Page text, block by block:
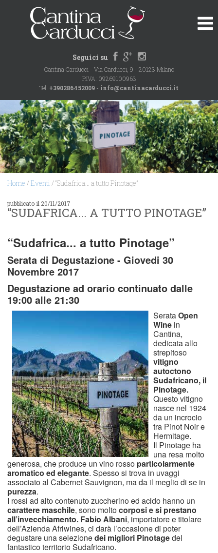
Seguici su
Cantina Carducci - Via Carducci, 9 - 20123 Milano
P.IVA: 09269100963
Tel. +390286452009 - info@cantinacarducci.it
Home /Eventi / “Sudafrica... a tutto Pinotage”
pubblicato il 20/11/2017
“SUDAFRICA... A TUTTO PINOTAGE”
“Sudafrica... a tutto Pinotage”
Serata di Degustazione - Giovedi 30
Novembre 2017
Degustazione ad orario continuato dalle
19:00 alle 21:30
SerataOpen
Wine in
Cantina,
dedicata allo
strepitoso
vitigno
autoctono
Sudafricano, il
Pinotage.
Questo vitigno
nasce nel 1924
da un incrocio
tra Pinot Noir e
Hermitage.
Il Pinotage ha
una resa molto
generosa, che produce un vino rosso particolarmente
aromatico ed elegante. Spesso si trova in uvaggi
associato al Cabernet Sauvignon, ma da il meglio di se in
purezza.
I rossi ad alto contenuto zuccherino ed acido hanno un
carattere maschile, sono moltocorposi e si prestano
all’invecchiamento. Fabio Albani, importatore e titolare
dell’Azienda Afriwines, ci darà l’occasione di poter
degustare una selezionedei migliori Pinotagedel
fantastico territorio Sudafricano.